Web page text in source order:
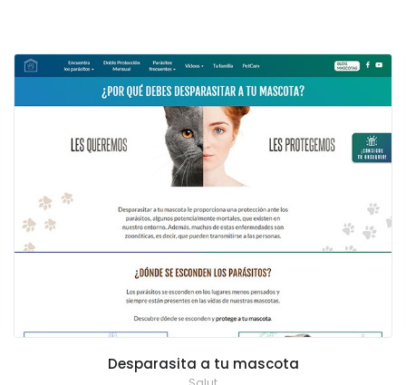
Desparasita a tu mascota